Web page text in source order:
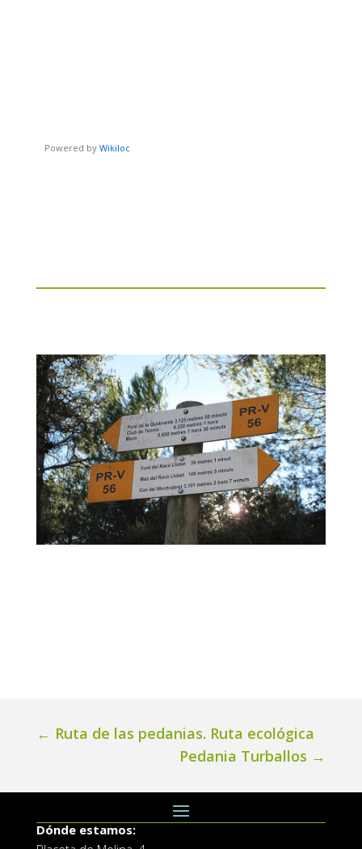
Powered by Wikiloc
← Ruta de las pedanias. Ruta ecológica
Pedania Turballos →
Dónde estamos: